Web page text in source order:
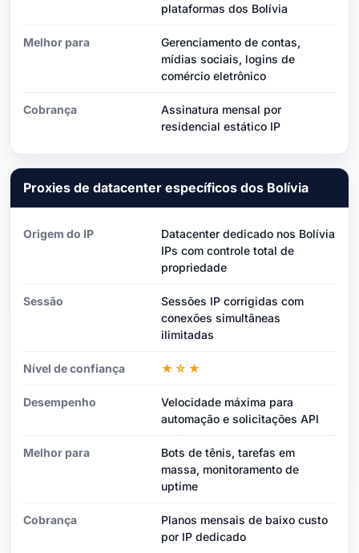
plataformas dos Bolívia
Melhor para
Gerenciamento de contas,
mídias sociais, logins de
comércio eletrônico
Cobrança
Assinatura mensal por
residencial estático IP
Proxies de datacenter específicos dos Bolívia
Origem do IP
Datacenter dedicado nos Bolívia
IPs com controle total de
propriedade
Sessão
Sessões IP corrigidas com
conexões simultâneas
ilimitadas
Nível de confiança ★☆★
Desempenho
Velocidade máxima para
automação e solicitações API
Melhor para
Bots de tênis, tarefas em
massa, monitoramento de
uptime
Cobrança
Planos mensais de baixo custo
por IP dedicado